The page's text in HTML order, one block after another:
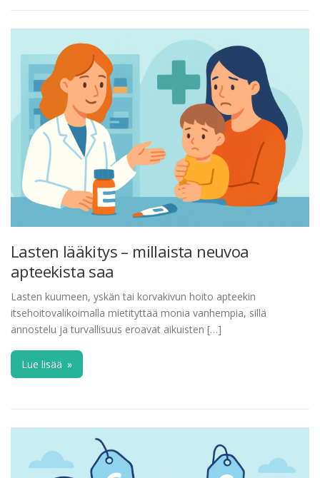
Lasten lääkitys – millaista neuvoa
apteekista saa
Lasten kuumeen, yskän tai korvakivun hoito apteekin
itsehoitovalikoimalla mietityttää monia vanhempia, sillä
annostelu ja turvallisuus eroavat aikuisten […]
Lue lisää »